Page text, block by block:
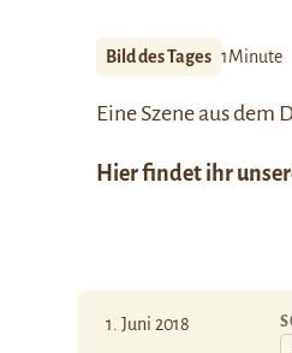
Bild des Tages 1Minute
Eine Szene aus dem
Hierfindet ihr
1. Juni 2018